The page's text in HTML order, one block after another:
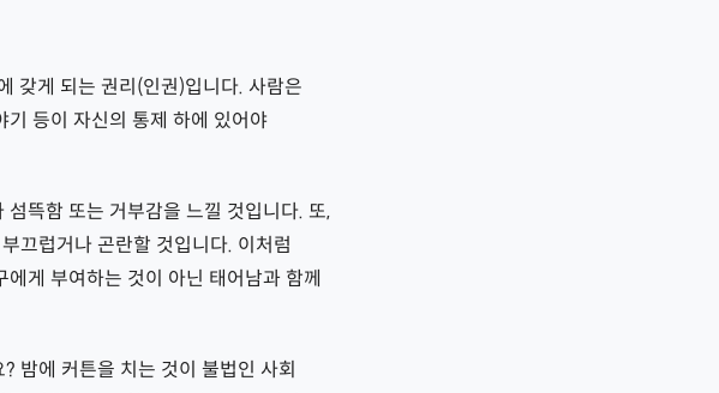
갖게 되는 권리(인권)입니다. 사람은
기 등이 자신의 통제 하에 있어야
뜩함 또는 거부감을 느낄 것입니다. 또,
끄럽거나 곤란할 것입니다. 이처럼
게 부여하는 것이 아닌 태어남과 함께
밤에 커튼을 치는 것이 불법인 사회